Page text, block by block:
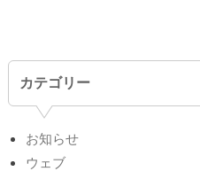
カテゴリー
お知らせ
ウェブ